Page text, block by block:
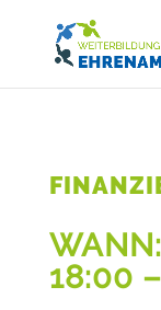
18:00